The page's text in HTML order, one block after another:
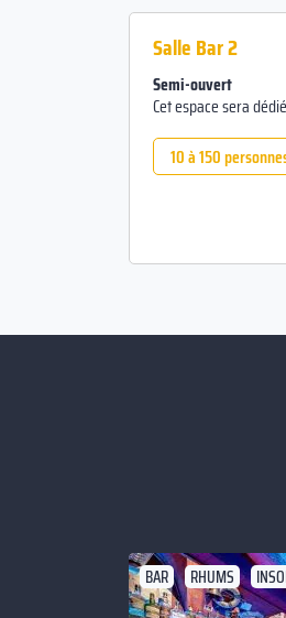
Salle Bar 2
Semi-ouvert
Cet espace sera
10 à 150
BAR RHUMS